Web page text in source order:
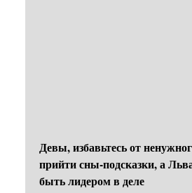
Девы, избавьтесь от
прийти сны-подсказки, а
быть лидером в деле